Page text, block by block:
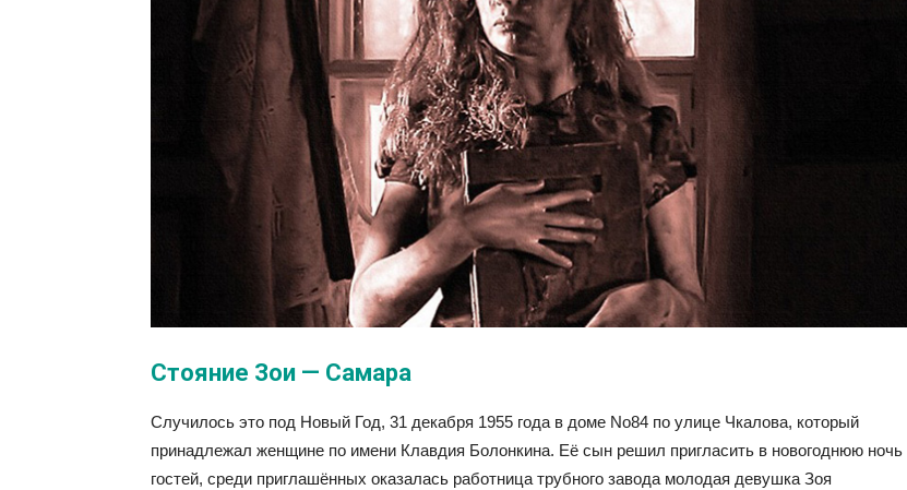
Стояние Зои — Самара
Случилось это под Новый Год, 31 декабря 1955 года в доме No84 по улице Чкалова, который
принадлежал женщине по имени Клавдия Болонкина. Её сын решил пригласить в новогоднюю ночь
гостей, среди приглашённых оказалась работница трубного завода молодая девушка Зоя